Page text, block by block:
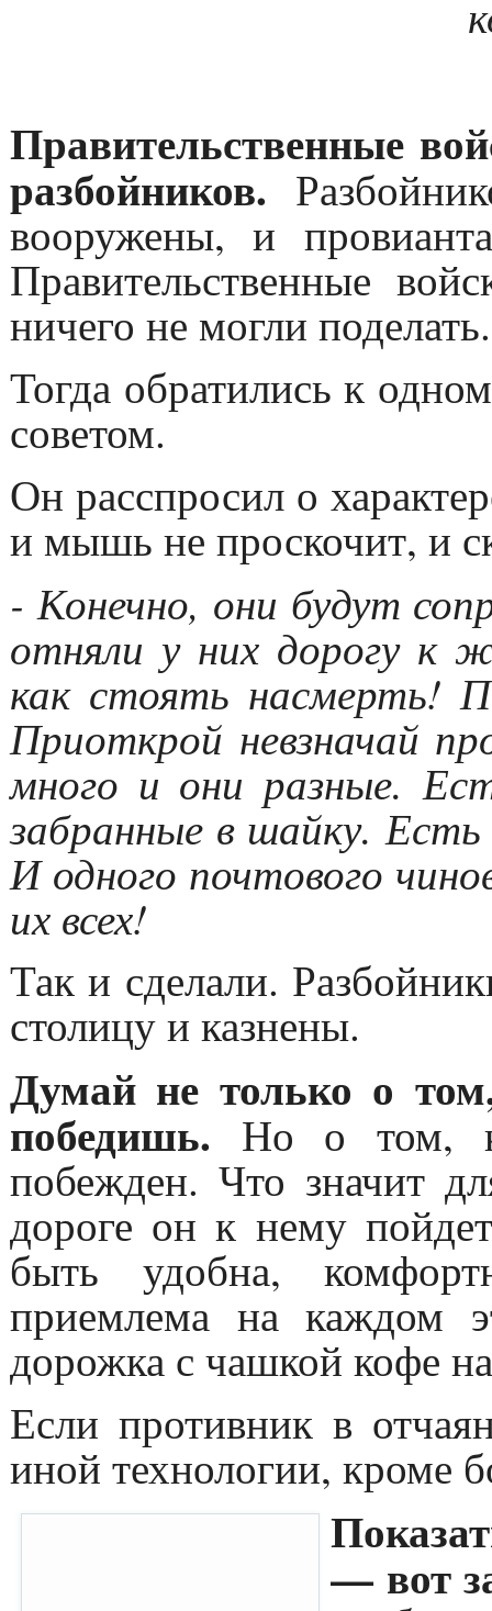
Правительственные
разбойников.
вооружены, и
Правительственные
ничего не могли поделать.
Тогда обратились к
советом.
Он расспросил о
и мышь не проскочит, и
- Конечно, они будут
отняли у них дорогу к
как стоять насмерть!
Приоткрой невзначай
много и они разные.
забранные в шайку.
И одного почтового
их всех!
Так и сделали.
столицу и казнены.
Думай не только о
победишь. Но о том,
побежден. Что значит
дороге он к нему
быть удобна,
приемлема на каждом
дорожка с чашкой кофе
Если противник в
иной технологии, кроме
— вот